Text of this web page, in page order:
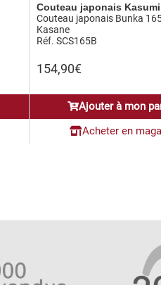
Couteau japonais Kasumi
Couteau japonais Bunka
Kasane
Réf. SCS165B
154,90€
Ajouter à mon
Acheter en